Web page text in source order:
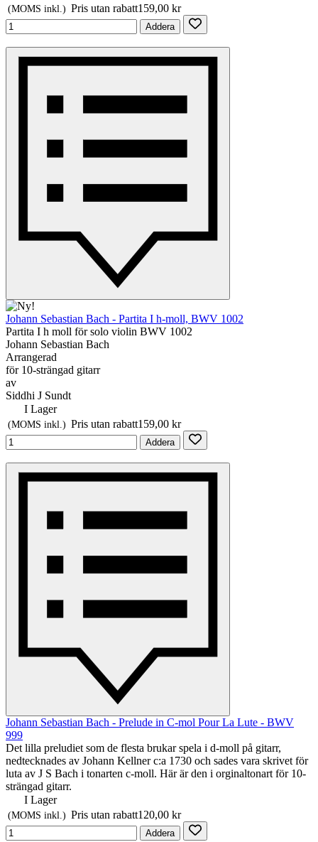
(MOMS inkl.) Pris utan rabatt159,00 kr
Addera
Johann Sebastian Bach - Partita I h-moll, BWV 1002
Partita I h moll för solo violin BWV 1002
Johann Sebastian Bach
Arrangerad
för 10-strängad gitarr
av
Siddhi J Sundt
I Lager
(MOMS inkl.) Pris utan rabatt159,00 kr
Addera
Johann Sebastian Bach - Prelude in C-mol Pour La Lute - BWV
999
Det lilla preludiet som de flesta brukar spela i d-moll på gitarr,
nedtecknades av Johann Kellner c:a 1730 och sades vara skrivet för
luta av J S Bach i tonarten c-moll. Här är den i orginaltonart för 10-
strängad gitarr.
I Lager
(MOMS inkl.) Pris utan rabatt120,00 kr
Addera